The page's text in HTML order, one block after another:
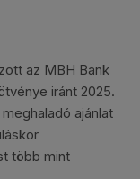
az MBH Bank
iránt 2025.
ajánlat
több mint